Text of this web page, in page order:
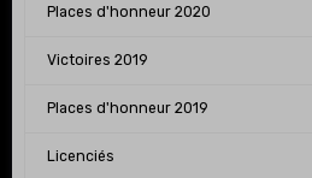
Places d'honneur 2020
Victoires 2019
Places d'honneur 2019
Licenciés